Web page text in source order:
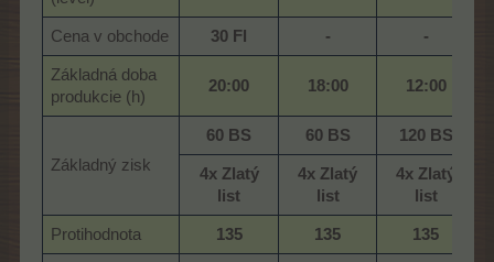
Cena v obchode 30 Fl - -
Základná doba
produkcie (h)
20:00 18:00 12:00
Základný zisk
60 BS 60 BS 120 BS
4x Zlatý
list
4x Zlatý
list
4x Zlatý
list
Protihodnota 135 135 135